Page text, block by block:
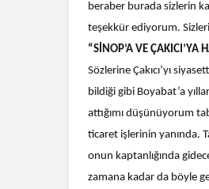
beraber burada sizlerin
teşekkür ediyorum.
“SİNOP’A VE ÇAKICI’YA
Sözlerine Çakıcı’yı
bildiği gibi Boyabat’a
attığımı düşünüyorum
ticaret işlerinin yanında.
onun kaptanlığında
zamana kadar da böyle